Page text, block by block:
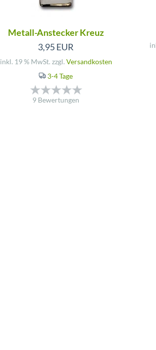
Metall-Anstecker Kreuz
3,95 EUR
inkl. 19 % MwSt. zzgl. Versandkosten
3-4 Tage
9 Bewertungen